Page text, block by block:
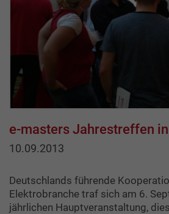
e-masters Jahrestreffen
10.09.2013
Deutschlands führende
Elektrobranche traf sich am 6.
jährlichen Hauptveranstaltung,